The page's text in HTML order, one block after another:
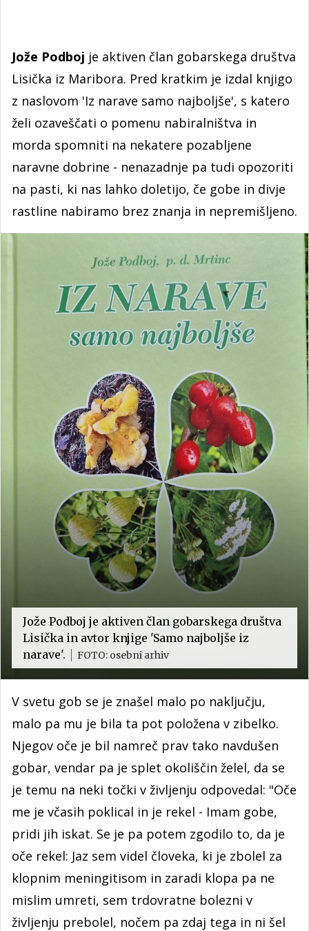
Jože Podboj je aktiven član gobarskega društva
Lisička iz Maribora. Pred kratkim je izdal knjigo
z naslovom 'Iz narave samo najboljše', s katero
želi ozaveščati o pomenu nabiralništva in
morda spomniti na nekatere pozabljene
naravne dobrine - nenazadnje pa tudi opozoriti
na pasti, ki nas lahko doletijo, če gobe in divje
rastline nabiramo brez znanja in nepremišljeno.
Jože Podboj je aktiven član gobarskega društva
Lisička in avtor knjige 'Samo najboljše iz
narave'.
FOTO: osebni arhiv
V svetu gob se je znašel malo po naključju,
malo pa mu je bila ta pot položena v zibelko.
Njegov oče je bil namreč prav tako navdušen
gobar, vendar pa je splet okoliščin želel, da se
je temu na neki točki v življenju odpovedal: "Oče
me je včasih poklical in je rekel - Imam gobe,
pridi jih iskat. Se je pa potem zgodilo to, da je
oče rekel: Jaz sem videl človeka, ki je zbolel za
klopnim meningitisom in zaradi klopa pa ne
mislim umreti, sem trdovratne bolezni v
življenju prebolel, nočem pa zdaj tega in ni šel